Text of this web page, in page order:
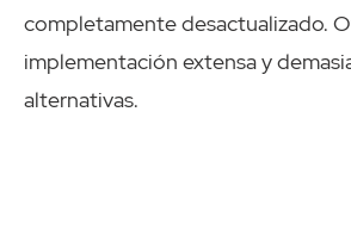
completamente desactualizado.
implementación extensa y
alternativas.